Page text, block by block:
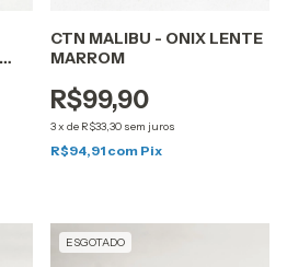
CTN MALIBU - ONIX LENTE
MARROM
R$99,90
3x de R$33,30 sem juros
R$94,91 com Pix
ESGOTADO